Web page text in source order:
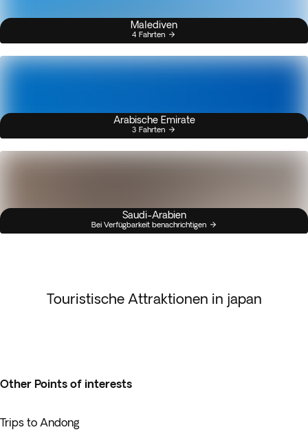
Malediven
4 Fahrten
Arabische Emirate
3 Fahrten
Saudi-Arabien
Bei Verfügbarkeit benachrichtigen
Touristische Attraktionen in japan
Other Points of interests
Trips to Andong